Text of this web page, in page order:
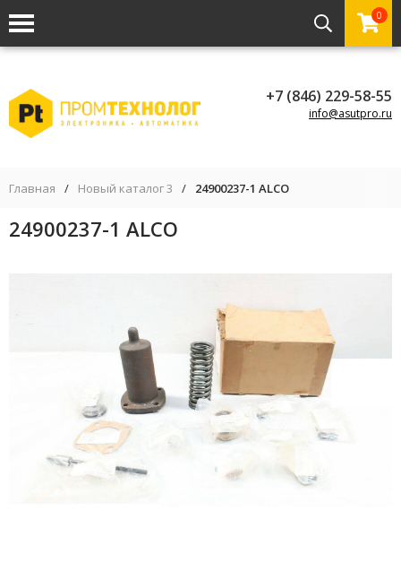
0
+7 (846) 229-58-55
info@asutpro.ru
Главная / Новый каталог 3 / 24900237-1 ALCO
24900237-1 ALCO